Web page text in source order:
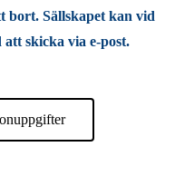
bort. Sällskapet kan vid
skicka via e-post.